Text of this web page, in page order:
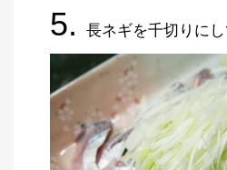
5. 長ネギを千切りに